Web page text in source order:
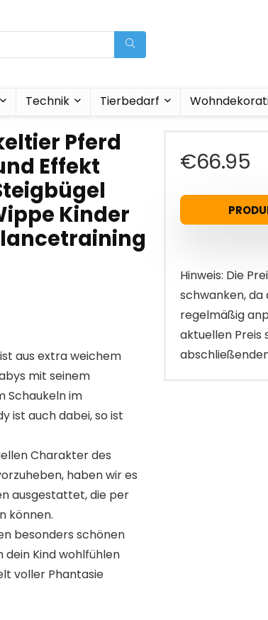
Technik Tierbedarf
Pferd
Effekt
Kinder
ist aus extra weichem
mit seinem
Schaukeln im
ist auch dabei, so ist
Charakter des
haben wir es
ausgestattet, die per
können.
besonders schönen
Kind wohlfühlen
voller Phantasie
€66.95
Hinweis: Die
schwanken, da
regelmäßig
aktuellen Preis